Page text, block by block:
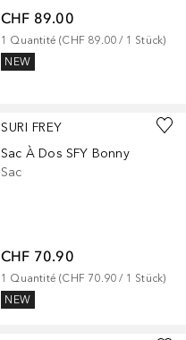
CHF 89.00
1 Quantité (CHF 89.00 / 1 Stück)
NEW
SURI FREY
Sac À Dos SFY Bonny
Sac
CHF 70.90
1 Quantité (CHF 70.90 / 1 Stück)
NEW